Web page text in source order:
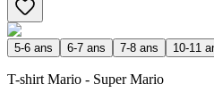
5-6 ans 6-7 ans 7-8 ans 10-11
T-shirt Mario - Super Mario